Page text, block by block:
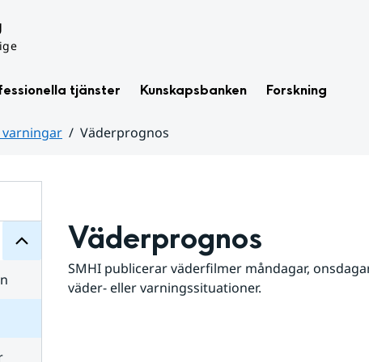
tjänster Kunskapsbanken Forskning
Väderprognos
för
Väderprognos
SMHI publicerar väderfilmer måndagar,
väder- eller varningssituationer.